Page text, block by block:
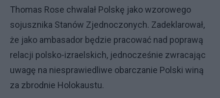
Thomas Rose chwalał Polskę jako wzorowego
sojusznika Stanów Zjednoczonych. Zadeklarował,
że jako ambasador będzie pracować nad poprawą
relacji polsko-izraelskich, jednocześnie zwracając
uwagę na niesprawiedliwe obarczanie Polski winą
za zbrodnie Holokaustu.